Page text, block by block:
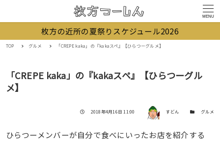
MENU
枚方の近所の夏祭りスケジュール2026
TOP グルメ 「CREPE kaka」の『kakaスペ』【ひらつーグルメ】
「CREPE kaka」の『kakaスペ』【ひらつーグル
メ】
投稿日
2018年4月16日 11:00 著者 すどん カテゴリー
グルメ
ひらつーメンバーが自分で食べにいったお店を紹介する